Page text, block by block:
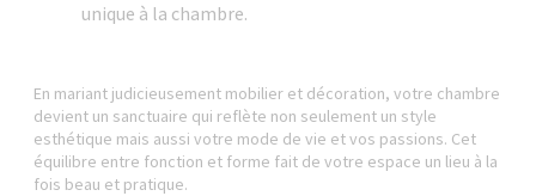
unique à la chambre.
En mariant judicieusement mobilier et décoration, votre chambre
devient un sanctuaire qui reflète non seulement un style
esthétique mais aussi votre mode de vie et vos passions. Cet
équilibre entre fonction et forme fait de votre espace un lieu à la
fois beau et pratique.